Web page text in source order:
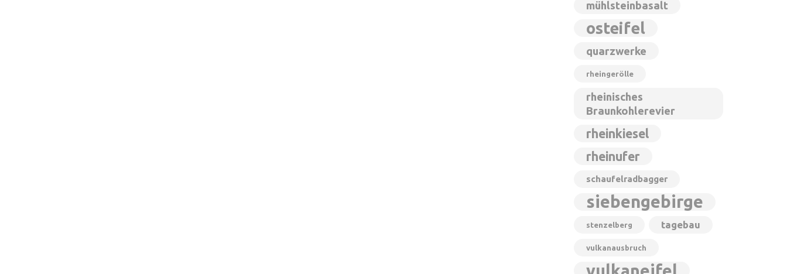
mühlsteinbasalt
osteifel
quarzwerke
rheingerölle
rheinisches
Braunkohlerevier
rheinkiesel
rheinufer
schaufelradbagger
siebengebirge
stenzelberg tagebau
vulkanausbruch